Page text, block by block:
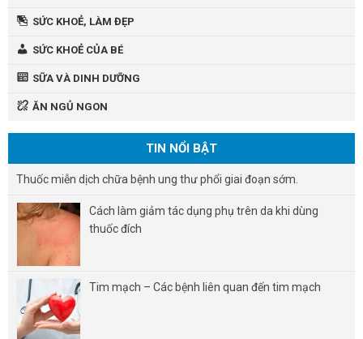
SỨC KHOẺ, LÀM ĐẸP
SỨC KHOẺ CỦA BÉ
SỮA VÀ DINH DƯỠNG
ĂN NGỦ NGON
TIN NỔI BẬT
Thuốc miễn dịch chữa bệnh ung thư phổi giai đoạn sớm.
Cách làm giảm tác dụng phụ trên da khi dùng
thuốc đích
Tim mạch – Các bệnh liên quan đến tim mạch